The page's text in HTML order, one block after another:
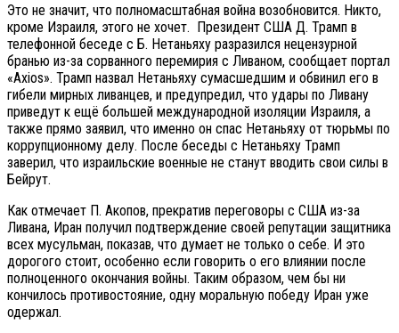
Это не значит, что полномасштабная война возобновится. Никто,
кроме Израиля, этого не хочет. Президент США Д. Трамп в
телефонной беседе с Б. Нетаньяху разразился нецензурной
бранью из-за сорванного перемирия с Ливаном, сообщает портал
«Axios». Трамп назвал Нетаньяху сумасшедшим и обвинил его в
гибели мирных ливанцев, и предупредил, что удары по Ливану
приведут к ещё большей международной изоляции Израиля, а
также прямо заявил, что именно он спас Нетаньяху от тюрьмы по
коррупционному делу. После беседы с Нетаньяху Трамп
заверил, что израильские военные не станут вводить свои силы в
Бейрут.
Как отмечает П. Акопов, прекратив переговоры с США из-за
Ливана, Иран получил подтверждение своей репутации защитника
всех мусульман, показав, что думает не только о себе. И это
дорогого стоит, особенно если говорить о его влиянии после
полноценного окончания войны. Таким образом, чем бы ни
кончилось противостояние, одну моральную победу Иран уже
одержал.